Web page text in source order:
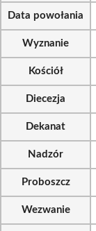
Data powołania
Wyznanie
Kościół
Diecezja
Dekanat
Nadzór
Proboszcz
Wezwanie